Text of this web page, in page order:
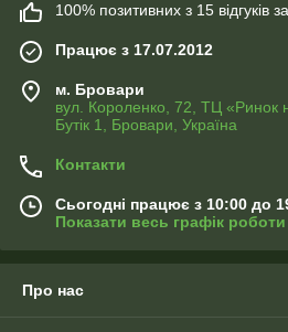
100% позитивних з 15 відгуків
Працює з 17.07.2012
м. Бровари
вул. Короленко, 72, ТЦ «Ринок
Бутік 1, Бровари, Україна
Контакти
Сьогодні працює з 10:00 до
Показати весь графік роботи
Про нас